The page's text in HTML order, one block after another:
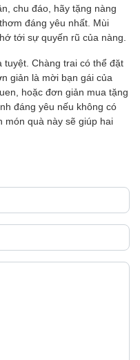
chu đáo, hãy tặng nàng
đáng yêu nhất. Mùi
tới sự quyến rũ của nàng.
Chàng trai có thể đặt
giản là mời bạn gái của
hoặc đơn giản mua tặng
đáng yêu nếu không có
món quà này sẽ giúp hai